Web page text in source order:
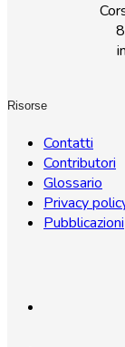
Risorse
Contatti
Contributori
Glossario
Privacy
Pubblicazioni